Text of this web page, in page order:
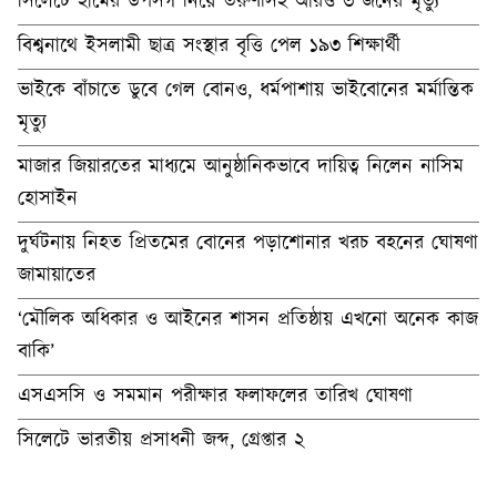
বিশ্বনাথে ইসলামী ছাত্র সংস্থার বৃত্তি পেল ১৯৩ শিক্ষার্থী
ভাইকে বাঁচাতে ডুবে গেল বোনও, ধর্মপাশায় ভাইবোনের মর্মান্তিক
মৃত্যু
মাজার জিয়ারতের মাধ্যমে আনুষ্ঠানিকভাবে দায়িত্ব নিলেন নাসিম
হোসাইন
দুর্ঘটনায় নিহত প্রিতমের বোনের পড়াশোনার খরচ বহনের ঘোষণা
জামায়াতের
‘মৌলিক অধিকার ও আইনের শাসন প্রতিষ্ঠায় এখনো অনেক কাজ
বাকি’
এসএসসি ও সমমান পরীক্ষার ফলাফলের তারিখ ঘোষণা
সিলেটে ভারতীয় প্রসাধনী জব্দ, গ্রেপ্তার ২